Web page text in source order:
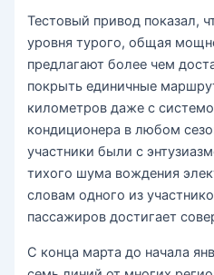
Тестовый привод показал,
уровня турого, общая
предлагают более чем
покрыть единичные
километров даже с
кондиционера в любом
участники были с
тихого шума вождения
словам одного из
пассажиров достигает
С конца марта до начала